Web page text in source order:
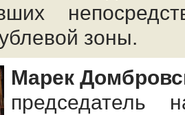
зоны.
Марек
председатель